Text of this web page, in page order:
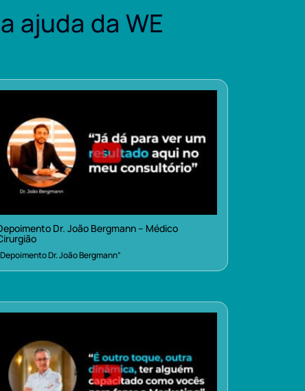
ajuda da WE
Dr. João Bergmann – Médico
Dr. João Bergmann”